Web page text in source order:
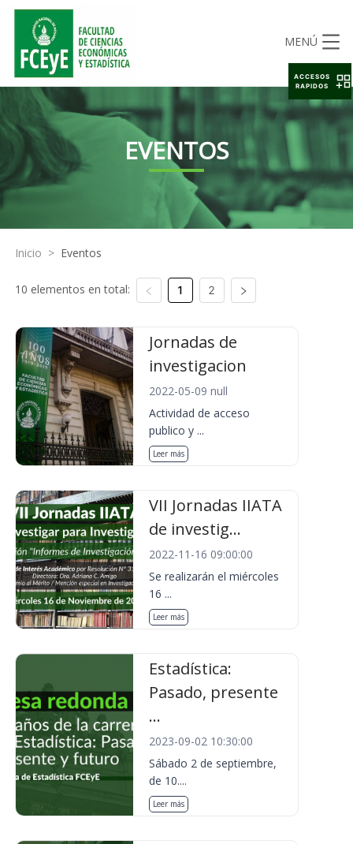
MENÚ
EVENTOS
Inicio > Eventos
10 elementos en total: 1 2
Jornadas de
investigacion
2022-05-09 null
Actividad de acceso
publico y ...
Leer más
VII Jornadas IIATA
de investig...
2022-11-16 09:00:00
Se realizarán el miércoles
16 ...
Leer más
Estadística:
Pasado, presente
...
2023-09-02 10:30:00
Sábado 2 de septiembre,
de 10....
Leer más
ACCESOS
RAPIDOS